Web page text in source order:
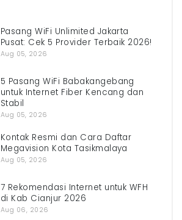
Pasang WiFi Unlimited Jakarta
Pusat: Cek 5 Provider Terbaik 2026!
Aug 05, 2026
5 Pasang WiFi Babakangebang
untuk Internet Fiber Kencang dan
Stabil
Aug 05, 2026
Kontak Resmi dan Cara Daftar
Megavision Kota Tasikmalaya
Aug 05, 2026
7 Rekomendasi Internet untuk WFH
di Kab Cianjur 2026
Aug 06, 2026